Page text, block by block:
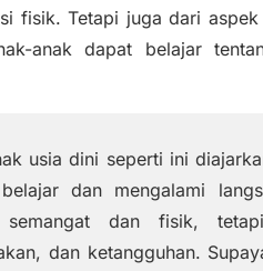
fisik. Tetapi juga dari
anak dapat belajar
usia dini seperti ini
dan mengalami
semangat dan fisik,
dan ketangguhan.